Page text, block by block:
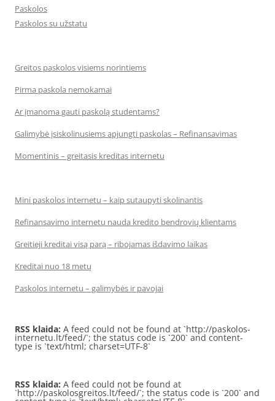
Paskolos
Paskolos su užstatu
Greitos paskolos visiems norintiems
Pirma paskola nemokamai
Ar įmanoma gauti paskolą studentams?
Galimybė įsiskolinusiems apjungti paskolas – Refinansavimas
Momentinis – greitasis kreditas internetu
Mini paskolos internetu – kaip sutaupyti skolinantis
Refinansavimo internetu nauda kredito bendrovių klientams
Greitieji kreditai visą parą – ribojamas išdavimo laikas
Kreditai nuo 18 metų
Paskolos internetu – galimybės ir pavojai
RSS klaida: A feed could not be found at `http://paskolos-
internetu.lt/feed/`; the status code is `200` and content-
type is `text/html; charset=UTF-8`
RSS klaida: A feed could not be found at
`http://paskolosgreitos.lt/feed/`; the status code is `200` and